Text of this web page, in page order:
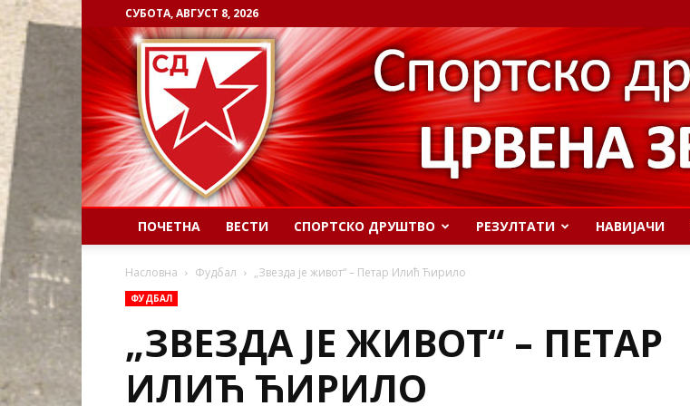
СУБОТА, АВГУСТ 8, 2026
ПОЧЕТНА ВЕСТИ СПОРТСКО ДРУШТВО РЕЗУЛТАТИ НАВИЈАЧИ
Насловна Фудбал „Звезда је живот“ – Петар Илић Ћирило
ФУДБАЛ
„ЗВЕЗДА ЈЕ ЖИВОТ“ – ПЕТАР
ИЛИЋ ЋИРИЛО